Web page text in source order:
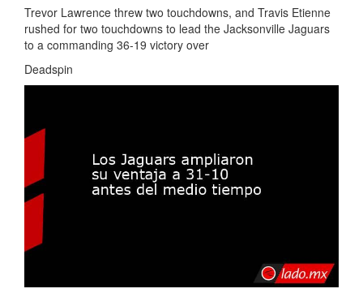
Trevor Lawrence threw two touchdowns, and Travis Etienne
rushed for two touchdowns to lead the Jacksonville Jaguars
to a commanding 36-19 victory over
Deadspin